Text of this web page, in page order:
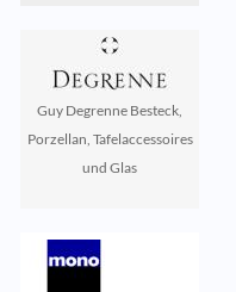
Guy Degrenne Besteck,
Porzellan, Tafelaccessoires
und Glas